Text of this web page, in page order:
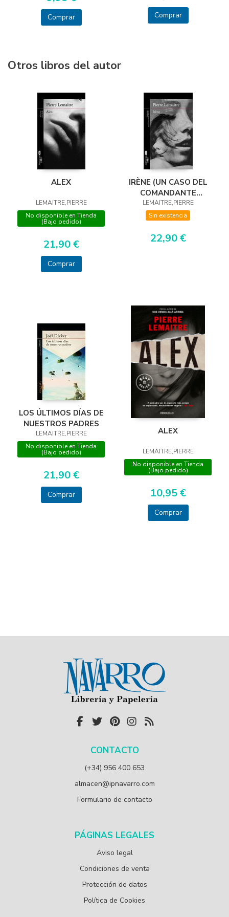
Comprar Comprar
Otros libros del autor
ALEX
LEMAITRE,PIERRE
No disponible en Tienda
(Bajo pedido)
21,90 €
Comprar
IRÈNE (UN CASO DEL
COMANDANTE
CAMILLE VERHOEVEN
1)
LEMAITRE,PIERRE
Sin existencia
22,90 €
LOS ÚLTIMOS DÍAS DE
NUESTROS PADRES
LEMAITRE,PIERRE
No disponible en Tienda
(Bajo pedido)
21,90 €
Comprar
ALEX
LEMAITRE,PIERRE
No disponible en Tienda
(Bajo pedido)
10,95 €
Comprar
CONTACTO
(+34) 956 400 653
almacen@ipnavarro.com
Formulario de contacto
PÁGINAS LEGALES
Aviso legal
Condiciones de venta
Protección de datos
Política de Cookies